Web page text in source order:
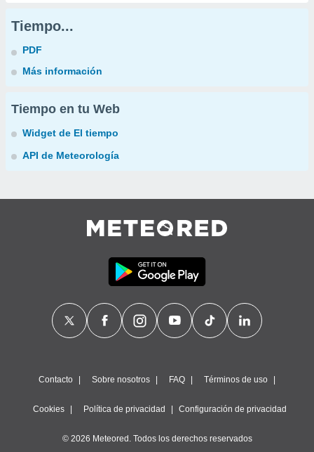
Tiempo...
PDF
Más información
Tiempo en tu Web
Widget de El tiempo
API de Meteorología
Contacto Sobre nosotros FAQ Términos de uso
Cookies Política de privacidad Configuración de privacidad
© 2026 Meteored. Todos los derechos reservados